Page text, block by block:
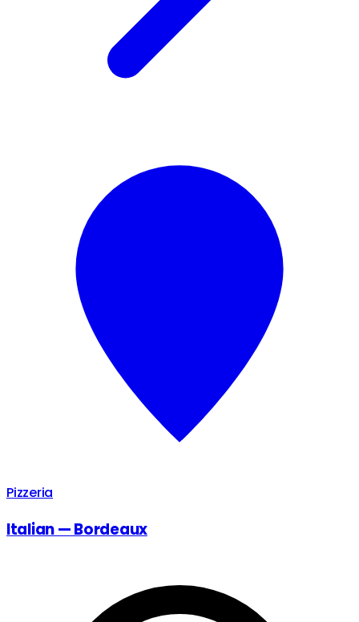
Pizzeria
Italian — Bordeaux